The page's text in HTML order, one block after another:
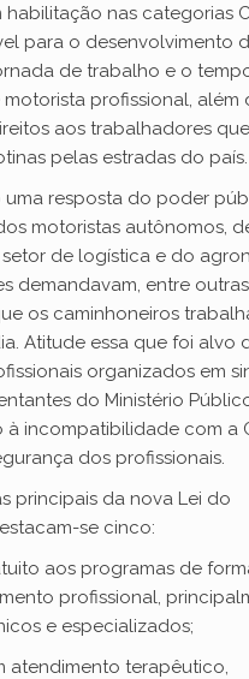
nas categorias
para o desenvolvimento
de trabalho e o
profissional, além
aos trabalhadores que
pelas estradas do país.
uma resposta do poder
motoristas autônomos,
de logística e do
demandavam, entre outras
os caminhoneiros
Atitude essa que foi alvo
organizados em
do Ministério
à incompatibilidade com a
dos profissionais.
principais da nova Lei do
se cinco:
aos programas de
profissional,
e especializados;
atendimento terapêutico,